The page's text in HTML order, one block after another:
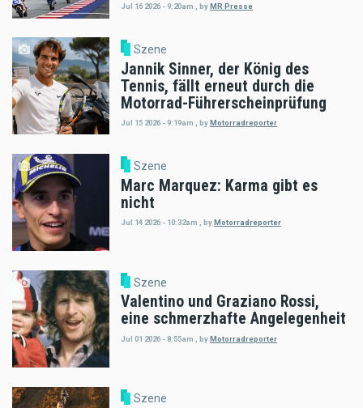
Jul 16 2026 - 9:20am , by MR Presse
Szene
Jannik Sinner, der König des
Tennis, fällt erneut durch die
Motorrad-Führerscheinprüfung
Jul 15 2026 - 9:19am byMotorradreporter
Szene
Marc Marquez: Karma gibt es
nicht
Jul 14 2026 - 10:32am byMotorradreporter
Szene
Valentino und Graziano Rossi,
eine schmerzhafte Angelegenheit
Jul 01 2026 - 8:55am byMotorradreporter
Szene